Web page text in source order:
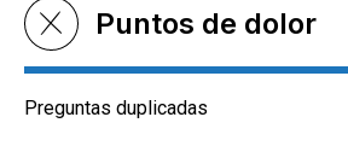
Puntos de dolor
Preguntas duplicadas